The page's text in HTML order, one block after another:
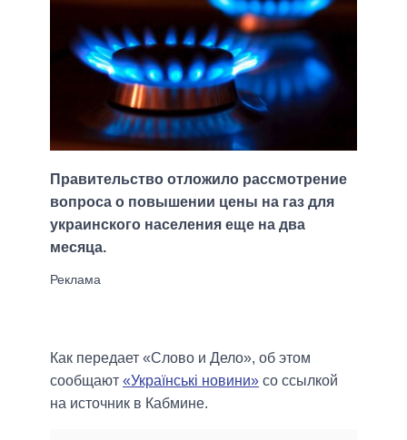
Правительство отложило рассмотрение
вопроса о повышении цены на газ для
украинского населения еще на два
месяца.
Как передает «Слово и Дело», об этом
сообщают «Українські новини» со ссылкой
на источник в Кабмине.